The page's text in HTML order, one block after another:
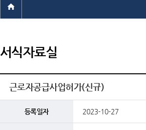
서식자료실
근로자공급사업허가(신규)
등록일자 2023-10-27